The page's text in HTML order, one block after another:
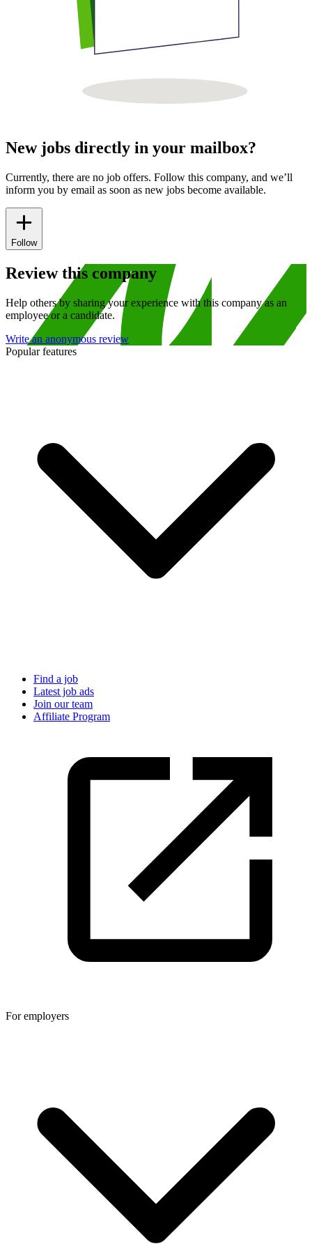
New jobs directly in your mailbox?
Currently, there are no job offers. Follow this company, and we’ll
inform you by email as soon as new jobs become available.
Follow
Review this company
Help others by sharing your experience with this company as an
employee or a candidate.
Write an anonymous review
Popular features
Find a job
Latest job ads
Join our team
Affiliate Program
For employers